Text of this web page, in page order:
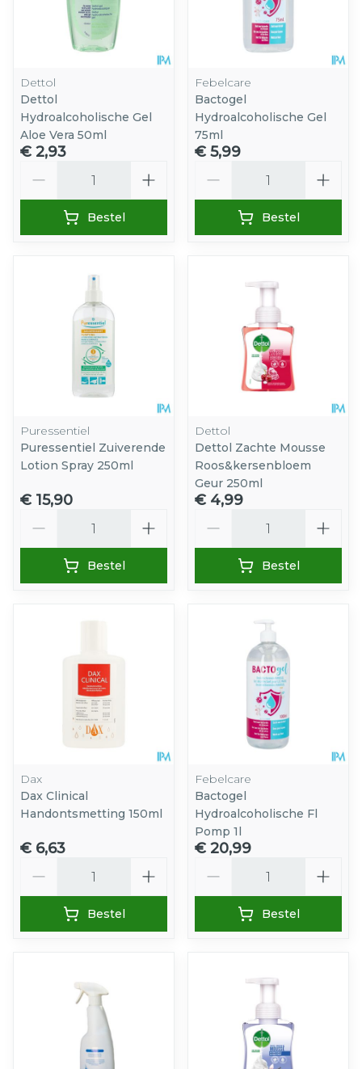
Dettol
Dettol
Hydroalcoholische Gel
Aloe Vera 50ml
€ 2,93
Bestel
Febelcare
Bactogel
Hydroalcoholische Gel
75ml
€ 5,99
Bestel
Puressentiel
Puressentiel Zuiverende
Lotion Spray 250ml
€ 15,90
Bestel
Dettol
Dettol Zachte Mousse
Roos&kersenbloem
Geur 250ml
€ 4,99
Bestel
Dax
Dax Clinical
Handontsmetting 150ml
€ 6,63
Bestel
Febelcare
Bactogel
Hydroalcoholische Fl
Pomp 1l
€ 20,99
Bestel